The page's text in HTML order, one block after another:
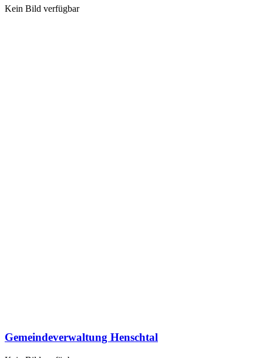
Kein Bild verfügbar
Gemeindeverwaltung Henschtal